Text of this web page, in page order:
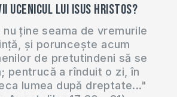
ucenicul lui Isus Hristos?
nu ține seama de vremurile
și poruncește acum
de pretutindeni să se
pentrucă a rînduit o zi, în
lumea după dreptate..."